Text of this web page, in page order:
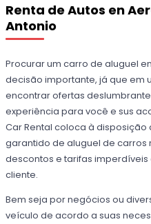
Renta de Autos en
Antonio
Procurar um carro de aluguel
decisão importante, já que em
encontrar ofertas
experiência para você e sus
Car Rental coloca à
garantido de aluguel de carros
descontos e tarifas
cliente.
Bem seja por negócios ou
veículo de acordo a suas